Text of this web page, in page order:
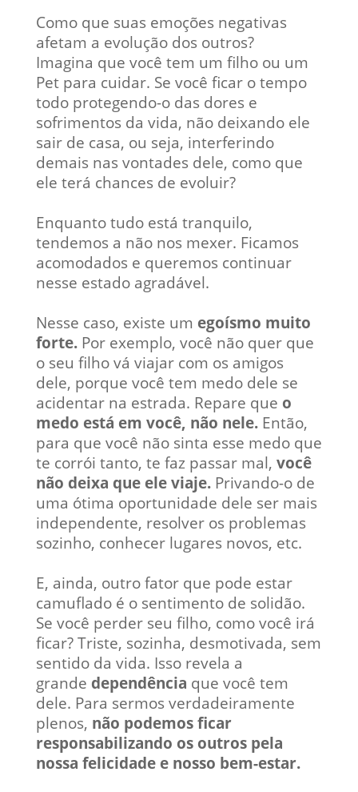
Como que suas emoções negativas
afetam a evolução dos outros?
Imagina que você tem um filho ou um
Pet para cuidar. Se você ficar o tempo
todo protegendo-o das dores e
sofrimentos da vida, não deixando ele
sair de casa, ou seja, interferindo
demais nas vontades dele, como que
ele terá chances de evoluir?
Enquanto tudo está tranquilo,
tendemos a não nos mexer. Ficamos
acomodados e queremos continuar
nesse estado agradável.
Nesse caso, existe um egoísmo muito
forte.Por exemplo, você não quer que
o seu filho vá viajar com os amigos
dele, porque você tem medo dele se
acidentar na estrada. Repare que o
medo está em você, não nele.Então,
para que você não sinta esse medo que
te corrói tanto, te faz passar mal, você
não deixa que ele viaje.Privando-o de
uma ótima oportunidade dele ser mais
independente, resolver os problemas
sozinho, conhecer lugares novos, etc.
E, ainda, outro fator que pode estar
camuflado é o sentimento de solidão.
Se você perder seu filho, como você irá
ficar? Triste, sozinha, desmotivada, sem
sentido da vida. Isso revela a
grande dependência que você tem
dele. Para sermos verdadeiramente
plenos, não podemos ficar
responsabilizando os outros pela
nossa felicidade e nosso bem-estar.